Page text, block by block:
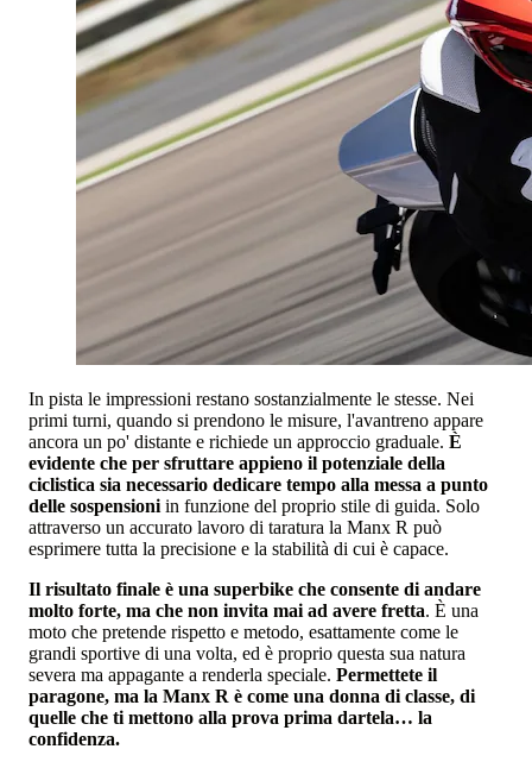
In pista le impressioni restano sostanzialmente le stesse. Nei
primi turni, quando si prendono le misure, l'avantreno appare
ancora un po' distante e richiede un approccio graduale. È
evidente che per sfruttare appieno il potenziale della
ciclistica sia necessario dedicare tempo alla messa a punto
delle sospensioni in funzione del proprio stile di guida. Solo
attraverso un accurato lavoro di taratura la Manx R può
esprimere tutta la precisione e la stabilità di cui è capace.
Il risultato finale è una superbike che consente di andare
molto forte, ma che non invita mai ad avere fretta. È una
moto che pretende rispetto e metodo, esattamente come le
grandi sportive di una volta, ed è proprio questa sua natura
severa ma appagante a renderla speciale. Permettete il
paragone, ma la Manx R è come una donna di classe, di
quelle che ti mettono alla prova prima dartela… la
confidenza.